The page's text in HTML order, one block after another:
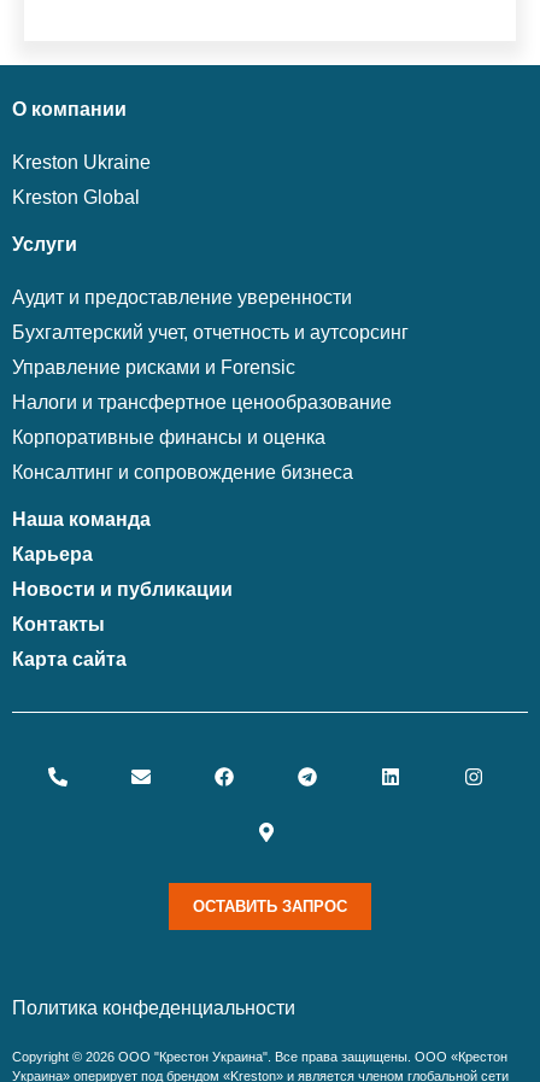
О компании
Kreston Ukraine
Kreston Global
Услуги
Аудит и предоставление уверенности
Бухгалтерский учет, отчетность и аутсорсинг
Управление рисками и Forensic
Налоги и трансфертное ценообразование
Корпоративные финансы и оценка
Консалтинг и сопровождение бизнеса
Наша команда
Карьера
Новости и публикации
Контакты
Карта сайта
ОСТАВИТЬ ЗАПРОС
Политика конфеденциальности
Copyright © 2026 ООО "Крестон Украина". Все права защищены. ООО «Крестон
Украина» оперирует под брендом «Kreston» и является членом глобальной сети